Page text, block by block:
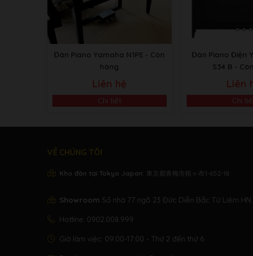
Đàn Piano Yamaha N1PE - Còn
hàng
Liên hệ
Chi tiết
Đàn Piano Điện
S34 B -
Liên
Chi
VỀ CHÚNG TÔI
Kho đàn tại Tokyo Japan: 東京都青梅市根ヶ布1-652-18
Showroom Số nhà 77 ngõ 23 Đức Diễn Bắc Từ Liêm HN.
Hotline: 0902.008.999
Giờ làm việc: 09:00-17:00 - Thứ 2 đến thứ 6